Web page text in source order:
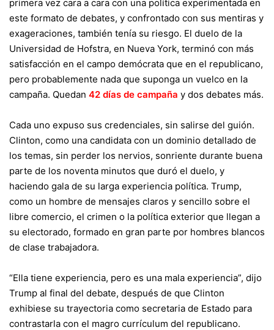
primera vez cara a cara con una política experimentada en
este formato de debates, y confrontado con sus mentiras y
exageraciones, también tenía su riesgo. El duelo de la
Universidad de Hofstra, en Nueva York, terminó con más
satisfacción en el campo demócrata que en el republicano,
pero probablemente nada que suponga un vuelco en la
campaña. Quedan 42 días de campaña y dos debates más.
Cada uno expuso sus credenciales, sin salirse del guión.
Clinton, como una candidata con un dominio detallado de
los temas, sin perder los nervios, sonriente durante buena
parte de los noventa minutos que duró el duelo, y
haciendo gala de su larga experiencia política. Trump,
como un hombre de mensajes claros y sencillo sobre el
libre comercio, el crimen o la política exterior que llegan a
su electorado, formado en gran parte por hombres blancos
de clase trabajadora.
“Ella tiene experiencia, pero es una mala experiencia”, dijo
Trump al final del debate, después de que Clinton
exhibiese su trayectoria como secretaria de Estado para
contrastarla con el magro currículum del republicano.